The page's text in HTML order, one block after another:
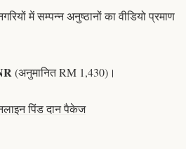
में सम्पन्न अनुष्ठानों का वीडियो प्रमाण
(अनुमानित RM 1,430)।
पिंड दान पैकेज